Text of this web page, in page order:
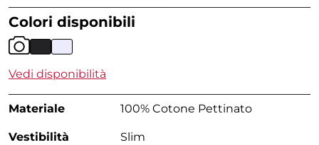
Colori disponibili
Vedi disponibilità
Materiale 100% Cotone Pettinato
Vestibilità Slim